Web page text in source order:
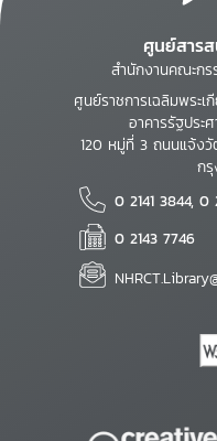
ศูนย์สาร
สำนักงานคณะก
ศูนย์ราชการเฉลิมพระ
อาคารรัฐประ
120 หมู่ที่ 3 ถนนแจ้ง
กรุ
0 2141 3844, 0
0 2143 7746